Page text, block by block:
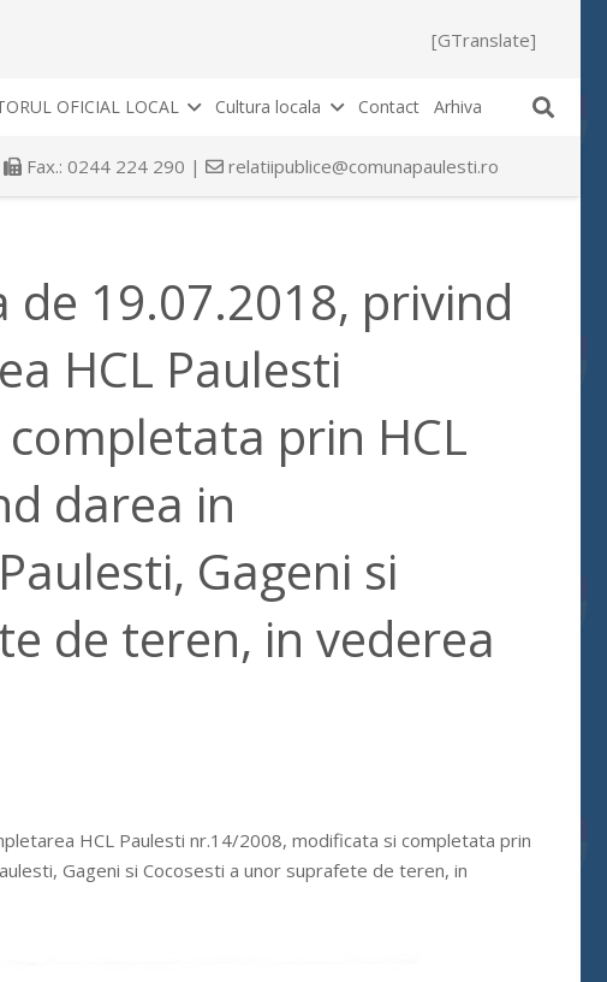
[GTranslate]
OFICIAL LOCAL Cultura locala Contact Arhiva
Fax.: 0244 224 290 | relatiipublice@comunapaulesti.ro
19.07.2018, privind
HCL Paulesti
prin HCL
darea in
Gageni si
de teren, in vederea
HCL Paulesti nr.14/2008, modificata si completata prin
Gageni si Cocosesti a unor suprafete de teren, in